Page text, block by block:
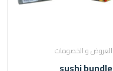
العروض و الخصومات